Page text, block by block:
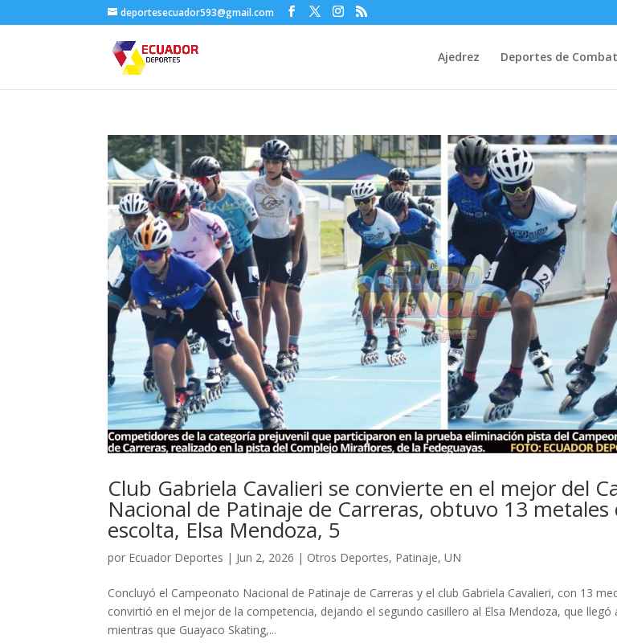
deportesecuador593@gmail.com
Ajedrez Deportes de
Club Gabriela Cavalieri se convierte en el mejor del
Nacional de Patinaje de Carreras, obtuvo 13 metales
escolta, Elsa Mendoza, 5
por Ecuador Deportes | Jun 2, 2026 | Otros Deportes, Patinaje,UN
Concluyó el Campeonato Nacional de Patinaje de Carreras y el club Gabriela Cavalieri, con 13
convirtió en el mejor de la competencia, dejando el segundo casillero al Elsa Mendoza, que llegó
mientras que Guayaco Skating,...